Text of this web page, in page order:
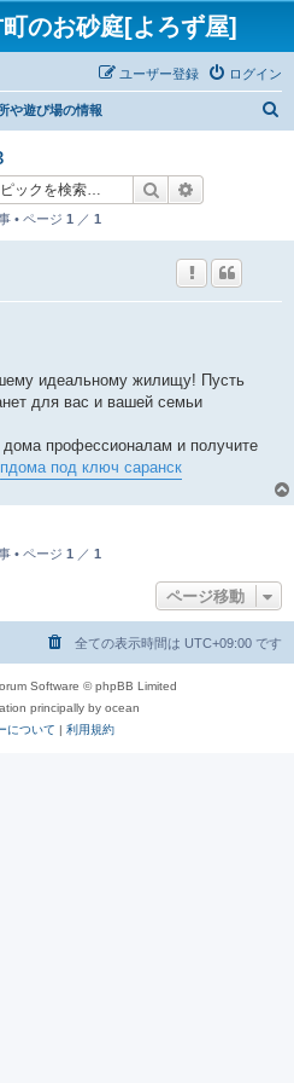
のお砂庭[よろず屋]
ログイン
ユーザー登録
や遊び場の情報
検索
• ページ 1 ／ 1
идеальному жилищу! Пусть
для вас и вашей семьи
дома профессионалам и получите
пдома под ключ саранск
• ページ 1 ／ 1
ページ移動
全ての表示時間は UTC+09:00 です
Software © phpBB Limited
principally by ocean
について | 利用規約